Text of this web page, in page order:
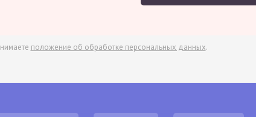
положение об обработке персональных данных.